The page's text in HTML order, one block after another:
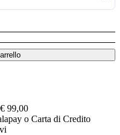
99,00
o Carta di Credito